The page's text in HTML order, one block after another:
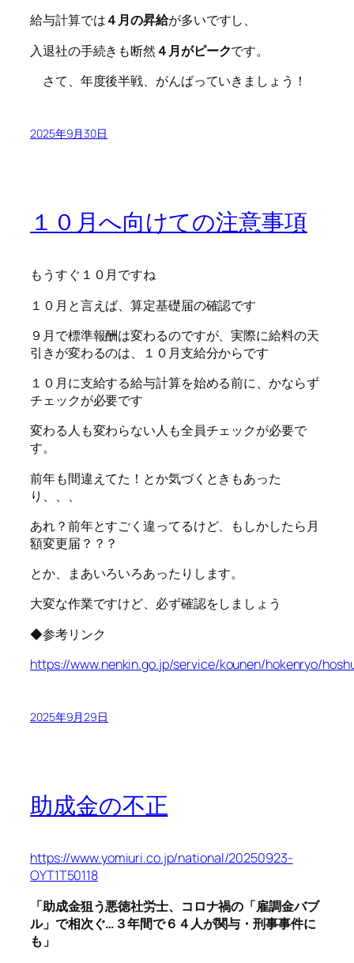
給与計算では４月の昇給が多いですし、
入退社の手続きも断然４月がピークです。
さて、年度後半戦、がんばっていきましょう！
2025年9月30日
１０月へ向けての注意事項
もうすぐ１０月ですね
１０月と言えば、算定基礎届の確認です
９月で標準報酬は変わるのですが、実際に給料の天
引きが変わるのは、１０月支給分からです
１０月に支給する給与計算を始める前に、かならず
チェックが必要です
変わる人も変わらない人も全員チェックが必要で
す。
前年も間違えてた！とか気づくときもあった
り、、、
あれ？前年とすごく違ってるけど、もしかしたら月
額変更届？？？
とか、まあいろいろあったりします。
大変な作業ですけど、必ず確認をしましょう
◆参考リンク
https://www.nenkin.go.jp/service/kounen/hokenryo/
2025年9月29日
助成金の不正
https://www.yomiuri.co.jp/national/20250923-
OYT1T50118
「助成金狙う悪徳社労士、コロナ禍の「雇調金バブ
ル」で相次ぐ…３年間で６４人が関与・刑事事件に
も」